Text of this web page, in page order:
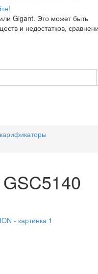
Gigant. Это может быть
и недостатков,